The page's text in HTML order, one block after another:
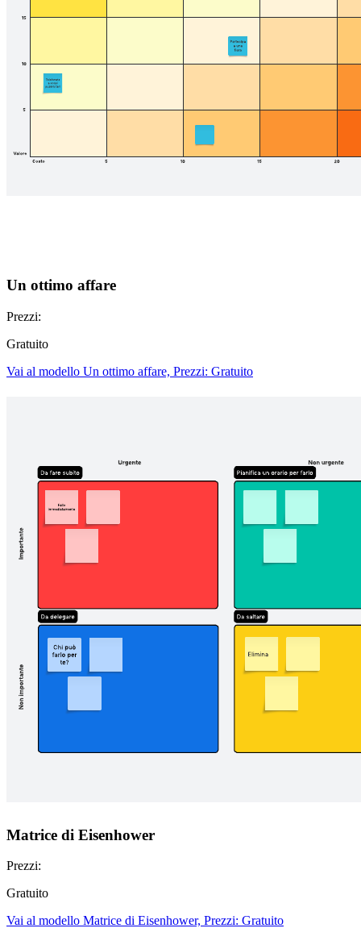
Un ottimo affare
Prezzi:
Gratuito
Vai al modello Un ottimo affare, Prezzi: Gratuito
Matrice di Eisenhower
Prezzi:
Gratuito
Vai al modello Matrice di Eisenhower, Prezzi: Gratuito